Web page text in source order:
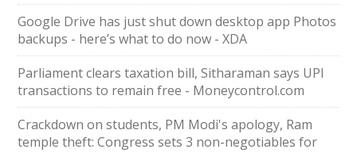
Google Drive has just shut down desktop app Photos
backups - here’s what to do now - XDA
Parliament clears taxation bill, Sitharaman says UPI
transactions to remain free - Moneycontrol.com
Crackdown on students, PM Modi's apology, Ram
temple theft: Congress sets 3 non-negotiables for